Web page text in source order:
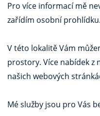
Pro více informací mě
zařídím osobní prohlídku.
V této lokalitě Vám
prostory. Více nabídek z
našich webových
Mé služby jsou pro Vás